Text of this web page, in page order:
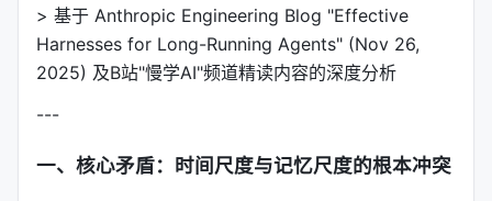
> 基于 Anthropic Engineering Blog "Effective
Harnesses for Long-Running Agents" (Nov 26,
2025) 及B站"慢学AI"频道精读内容的深度分析
---
一、核心矛盾：时间尺度与记忆尺度的根本冲突